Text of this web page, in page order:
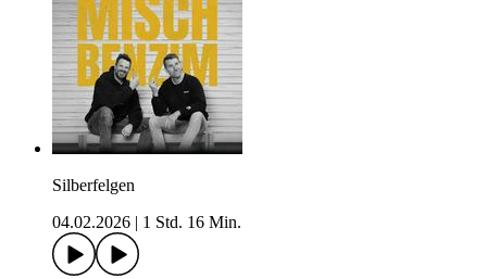
Silberfelgen
04.02.2026
1 Std. 16 Min.